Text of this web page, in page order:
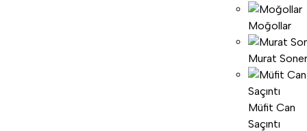
Moğollar
Murat Soner
Müfit Can
Saçıntı